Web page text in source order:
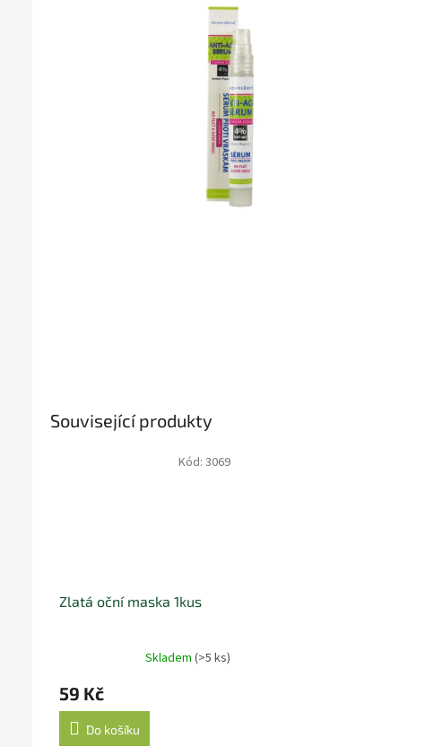
Související produkty
Zlatá oční maska 1kus
Skladem (>5 ks)
59 Kč
Do košíku
Kód: 3069